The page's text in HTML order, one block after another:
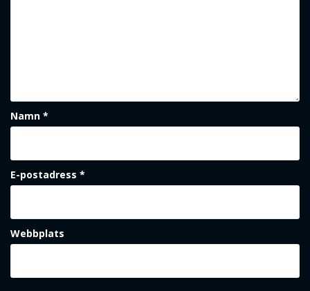
Namn *
E-postadress *
Webbplats